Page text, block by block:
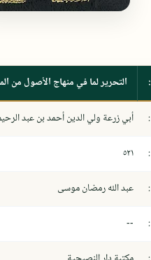
: التحرير لما في منهاج الأصول من
: أبي زرعة ولي الدين أحمد بن عبد
: ٥٢١
: عبد الله رمضان موسى
:
--